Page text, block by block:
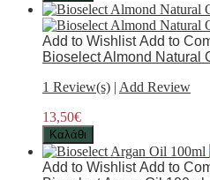
Add to Wishlist Add to
Bioselect Almond Natural
1 Review(s) | Add Review
13,50€
Καλάθι
Add to Wishlist Add to